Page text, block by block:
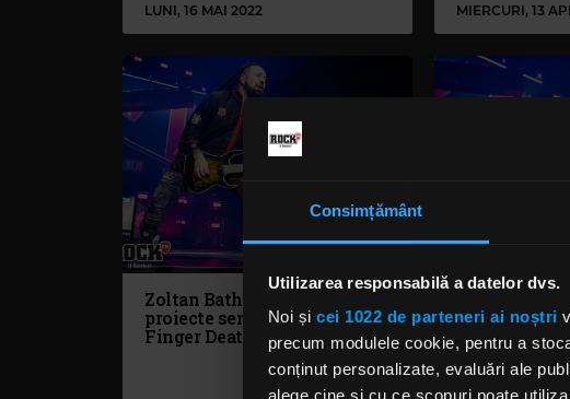
Consimțământ
Utilizarea responsabilă a datelor dvs.
Noi și cei 1022 de parteneri ai noștri
precum modulele cookie, pentru a
conținut personalizate, evaluări ale
LUNI, 16 MAI 2022 MIERCURI, 13
Zoltan Bathory: Despre noile
proiecte semnate Five
Finger Death Punch
Death
despre
muzica